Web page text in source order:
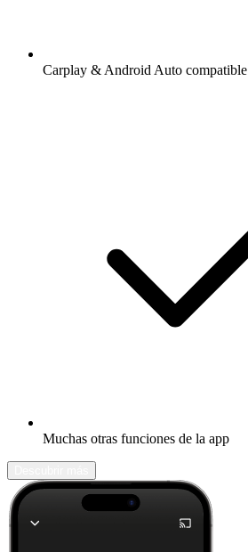
Carplay & Android Auto compatible
Muchas otras funciones de la app